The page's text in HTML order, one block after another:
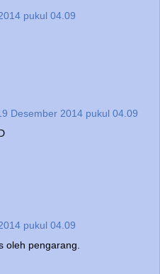
pukul 04.09
Desember 2014 pukul 04.09
pukul 04.09
oleh pengarang.